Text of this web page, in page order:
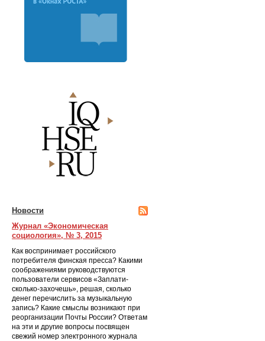
Новости
Журнал «Экономическая
социология», № 3, 2015
Как воспринимает российского
потребителя финская пресса? Какими
соображениями руководствуются
пользователи сервисов «Заплати-
сколько-захочешь», решая, сколько
денег перечислить за музыкальную
запись? Какие смыслы возникают при
реорганизации Почты России? Ответам
на эти и другие вопросы посвящен
свежий номер электронного журнала